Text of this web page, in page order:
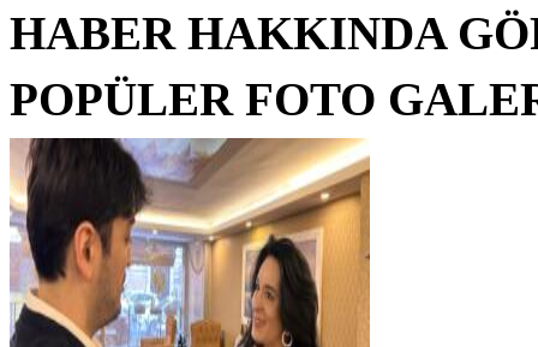
HABER HAKKINDA
POPÜLER FOTO